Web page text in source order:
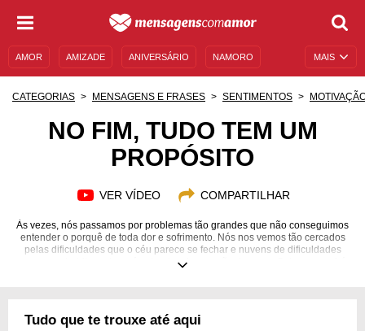
MAIS
AMOR AMIZADE ANIVERSÁRIO NAMORO
MENSAGENS E FRASES MENSAGENS DE ANIVERSÁRIO
CATEGORIAS MENSAGENS E FRASES SENTIMENTOS
NO FIM, TUDO TEM UM
PROPÓSITO
VER VÍDEO COMPARTILHAR
Às vezes, nós passamos por problemas tão grandes que não conseguimos
entender o porquê de toda dor e sofrimento. Nós nos vemos tão cercados
pelas dificuldades que o céu parece se fechar e nuvens de dificuldades
passam a habitar sobre nós, dando a impressão de que o Sol nunca sairá
nossa vida e acalme seu coração, pois tudo dará certo no fim.
Tudo que te trouxe até aqui